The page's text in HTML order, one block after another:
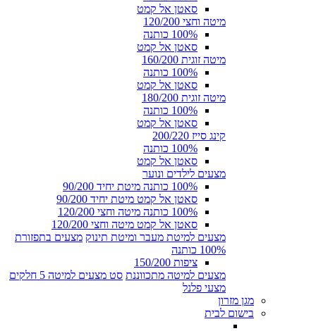
סאטן אל קמט
מיטה וחצי 120/200
100% כותנה
סאטן אל קמט
מיטה זוגית 160/200
100% כותנה
סאטן אל קמט
מיטה זוגית 180/200
100% כותנה
סאטן אל קמט
קינג סייז 200/220
100% כותנה
סאטן אל קמט
מצעים לילדים ונוער
100% כותנה מיטת יחיד 90/200
סאטן אל קמט מיטת יחיד 90/200
100% כותנה מיטה וחצי 120/200
סאטן אל קמט מיטה וחצי 120/200
מצעים למיטת מעבר ומיטת תינוק מצעים בתפזורת
100% כותנה
ציפות 150/200
מצעים למיטה מתכווננת סט מצעים למיטה 5 חלקים
מצעי פלנל
מגן מזרון
בישום לבית